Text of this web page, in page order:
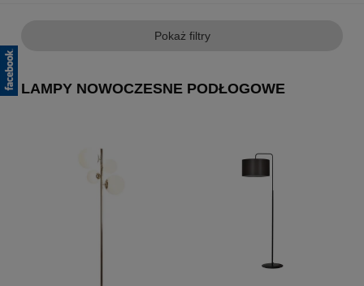
Pokaż filtry
LAMPY NOWOCZESNE PODŁOGOWE